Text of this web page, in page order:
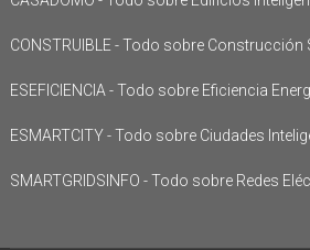
CONSTRUIBLE - Todo sobre Construcción
ESEFICIENCIA - Todo sobre Eficiencia
ESMARTCITY - Todo sobre Ciudades
SMARTGRIDSINFO - Todo sobre Redes